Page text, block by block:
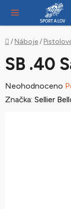
obsah
Domů
/ Náboje/
SB .40
Průměrné
hodnocení
Neohodnoceno
Značka: Sellier